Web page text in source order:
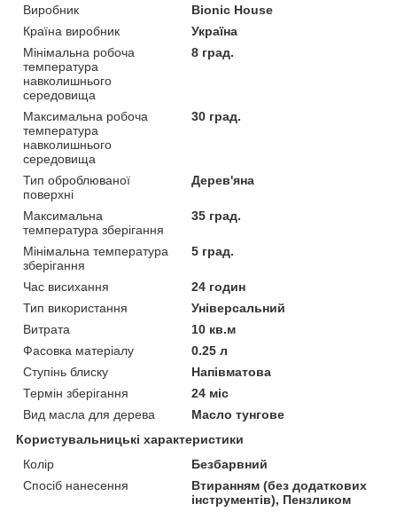
Виробник
Bionic House
Країна виробник
Україна
Мінімальна робоча
температура
навколишнього
середовища
8 град.
Максимальна робоча
температура
навколишнього
середовища
30 град.
Тип оброблюваної
поверхні
Дерев'яна
Максимальна
температура зберігання
35 град.
Мінімальна температура
зберігання
5 град.
Час висихання
24 годин
Тип використання
Універсальний
Витрата
10 кв.м
Фасовка матеріалу
0.25 л
Ступінь блиску
Напівматова
Термін зберігання
24 міс
Вид масла для дерева
Масло тунгове
Користувальницькі характеристики
Колір
Безбарвний
Спосіб нанесення
Втиранням (без додаткових
інструментів), Пензликом